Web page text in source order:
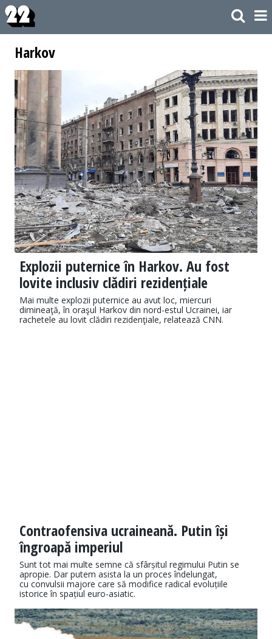
Harkov
Explozii puternice în Harkov. Au fost
lovite inclusiv clădiri rezidențiale
Mai multe explozii puternice au avut loc, miercuri
dimineaţă, în oraşul Harkov din nord-estul Ucrainei, iar
rachetele au lovit clădiri rezidenţiale, relatează CNN.
Contraofensiva ucraineană. Putin își
îngroapă imperiul
Sunt tot mai multe semne că sfârșitul regimului Putin se
apropie. Dar putem asista la un proces îndelungat,
cu convulsii majore care să modifice radical evoluțiile
istorice în spațiul euro-asiatic.